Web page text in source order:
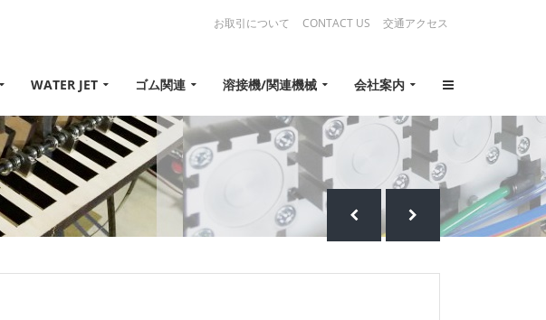
お取引について CONTACT US 交通アクセス
WATER JET ゴム関連 溶接機/関連機械 会社案内